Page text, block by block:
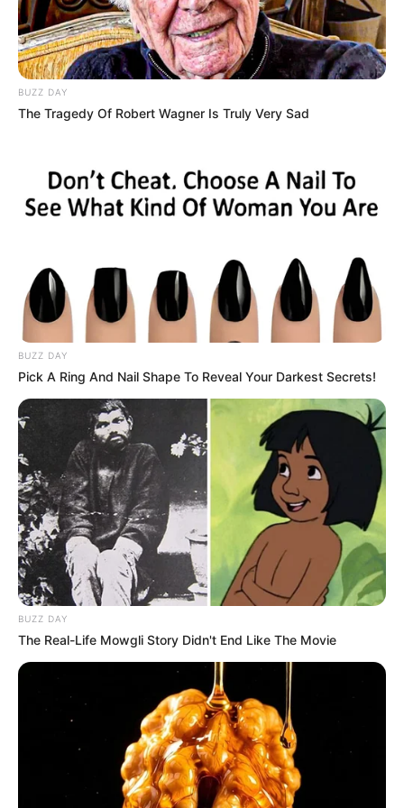
Sinopsis Hitman, Ketika
BUZZ DAY
The Tragedy Of Robert Wagner Is Truly Very Sad
BUZZ DAY
Pick A Ring And Nail Shape To Reveal Your Darkest Secrets!
BUZZ DAY
The Real-Life Mowgli Story Didn't End Like The Movie